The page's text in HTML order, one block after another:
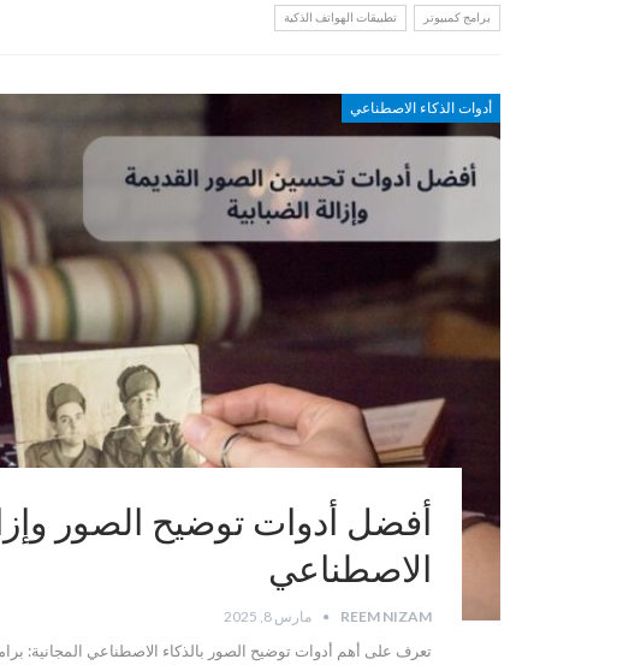
برامج كمبيوتر تطبيقات الهواتف الذكية
أدوات الذكاء الاصطناعي
أفضل أدوات توضيح الصور
الاصطناعي
REEM NIZAM مارس 8, 2025
تعرف على أهم أدوات توضيح الصور بالذكاء الاصطناعي المجانية: